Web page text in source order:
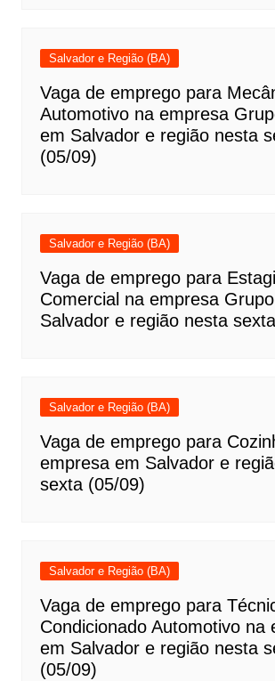
Salvador e Região (BA)
Vaga de emprego para
Automotivo na empresa
em Salvador e região nesta
(05/09)
Salvador e Região (BA)
Vaga de emprego para
Comercial na empresa
Salvador e região nesta
Salvador e Região (BA)
Vaga de emprego para
empresa em Salvador e
sexta (05/09)
Salvador e Região (BA)
Vaga de emprego para
Condicionado Automotivo na
em Salvador e região nesta
(05/09)